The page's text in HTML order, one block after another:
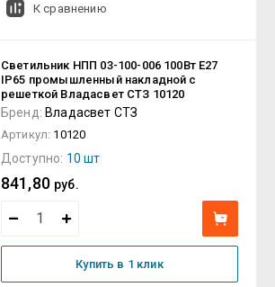
К сравнению
Светильник НПП 03-100-006 100Вт E27
IP65 промышленный накладной с
решеткой Владасвет СТЗ 10120
Бренд: Владасвет СТЗ
Артикул: 10120
Доступно: 10 шт
841,80 руб.
Купить в 1 клик